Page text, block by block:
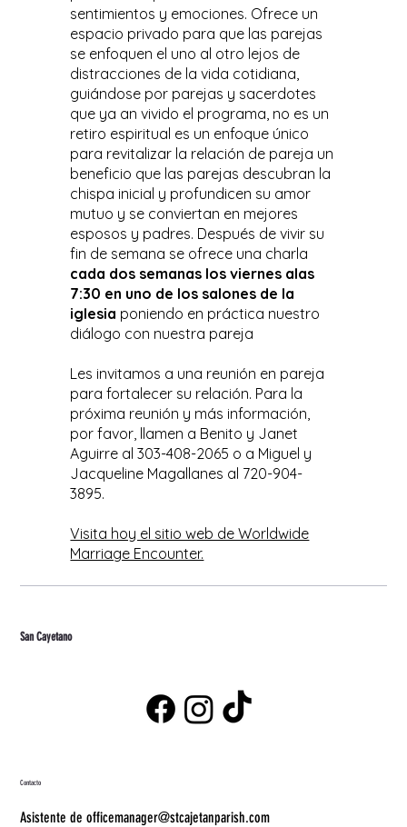
sentimientos y emociones. Ofrece un
espacio privado para que las parejas
se enfoquen el uno al otro lejos de
distracciones de la vida cotidiana,
guiándose por parejas y sacerdotes
que ya an vivido el programa, no es un
retiro espiritual es un enfoque único
para revitalizar la relación de pareja un
beneficio que las parejas descubran la
chispa inicial y profundicen su amor
mutuo y se conviertan en mejores
esposos y padres. Después de vivir su
fin de semana se ofrece una charla
cada dos semanas los viernes alas
7:30 en uno de los salones de la
iglesia poniendo en práctica nuestro
diálogo con nuestra pareja
Les invitamos a una reunión en pareja
para fortalecer su relación. Para la
próxima reunión y más información,
por favor, llamen a Benito y Janet
Aguirre al 303-408-2065 o a Miguel y
Jacqueline Magallanes al 720-904-
3895.
Visita hoy el sitio web de Worldwide
Marriage Encounter.
San Cayetano
Contacto
Asistente de officemanager@stcajetanparish.com